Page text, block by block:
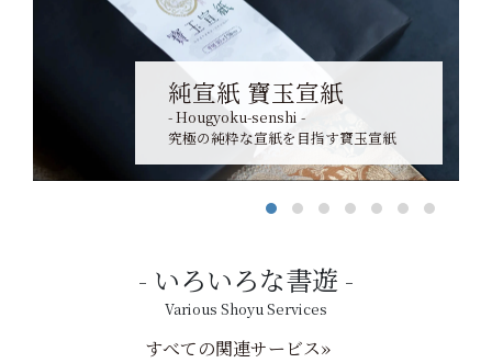
純宣紙 寶玉宣紙
- Hougyoku-senshi -
究極の純粋な宣紙を目指す寶玉宣紙
いろいろな書遊
Various Shoyu Services
すべての関連サービス»